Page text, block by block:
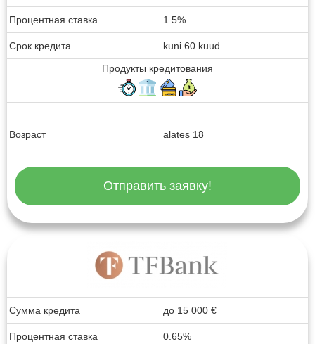
Процентная ставка 1.5%
Срок кредита
kuni 60 kuud
Продукты кредитования
Возраст alates 18
Отправить заявку!
Сумма кредита до 15 000 €
Процентная ставка 0.65%